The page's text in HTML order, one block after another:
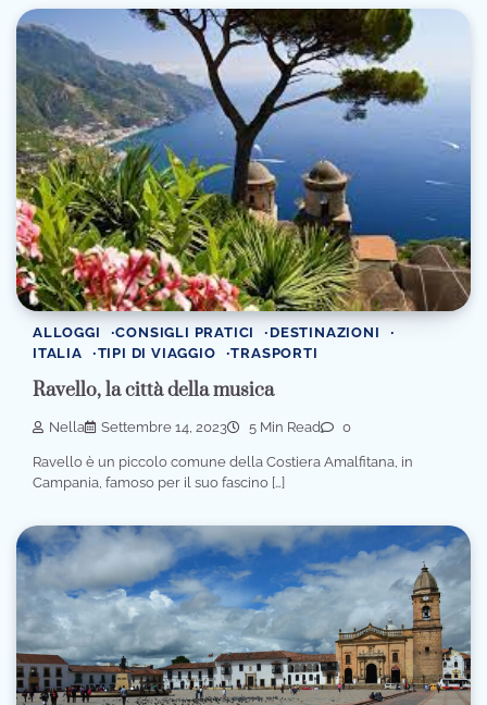
ALLOGGI CONSIGLI PRATICI
DESTINAZIONI
ITALIA
TIPI DI VIAGGIO TRASPORTI
Ravello, la città della musica
Nella Settembre 14, 2023 5 Min Read 0
Ravello è un piccolo comune della Costiera Amalfitana, in
Campania, famoso per il suo fascino […]